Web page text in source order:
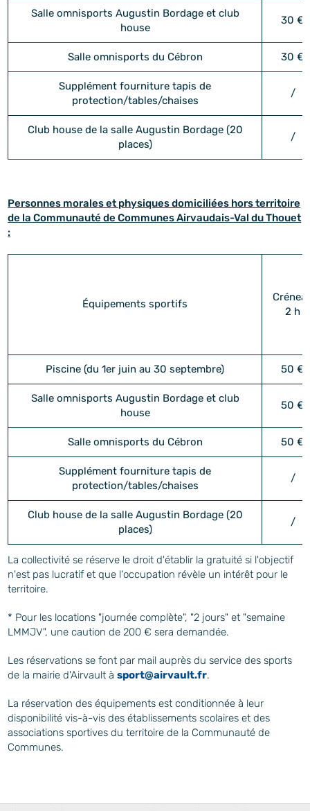
Salle omnisports Augustin Bordage et club
house
30 €
Salle omnisports du Cébron 30 €
Supplément fourniture tapis de
protection/tables/chaises
/
Club house de la salle Augustin Bordage (20
places)
/
Personnes morales et physiques domiciliées hors territoire
de la Communauté de Communes Airvaudais-Val du Thouet
:
Équipements sportifs
2 h
Piscine (du 1er juin au 30 septembre) 50 €
Salle omnisports Augustin Bordage et club
house
50 €
Salle omnisports du Cébron 50 €
Supplément fourniture tapis de
protection/tables/chaises
/
Club house de la salle Augustin Bordage (20
places)
/
La collectivité se réserve le droit d'établir la gratuité si l'objectif
n'est pas lucratif et que l'occupation révèle un intérêt pour le
territoire.
* Pour les locations "journée complète", "2 jours" et "semaine
LMMJV", une caution de 200 € sera demandée.
Les réservations se font par mail auprès du service des sports
de la mairie d'Airvault àsport@airvault.fr.
La réservation des équipements est conditionnée à leur
disponibilité vis-à-vis des établissements scolaires et des
associations sportives du territoire de la Communauté de
Communes.